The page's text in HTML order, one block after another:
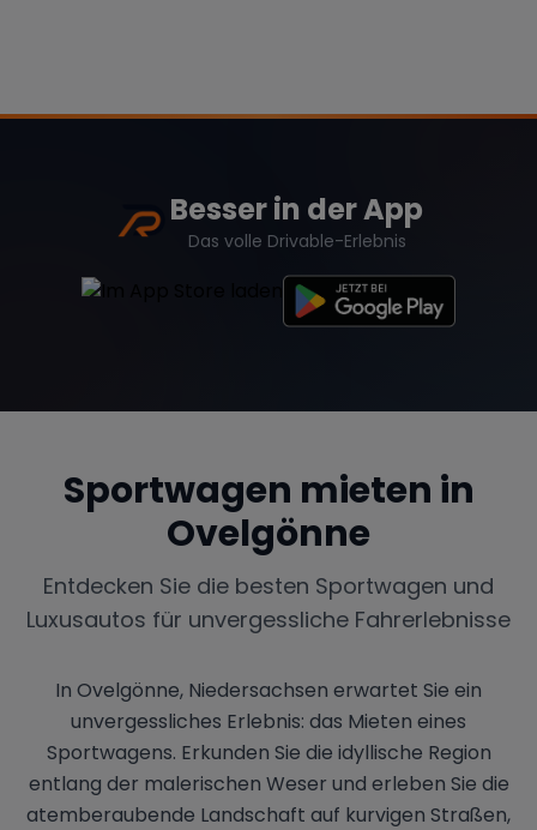
Tesla Chevrolet Dodge
Bentley Rolls Royce Aston Martin
Range Rover
Besser in der App
Das volle Drivable-Erlebnis
Sportwagen mieten in
Ovelgönne
Entdecken Sie die besten Sportwagen und
Luxusautos für unvergessliche Fahrerlebnisse
In Ovelgönne, Niedersachsen erwartet Sie ein
unvergessliches Erlebnis: das Mieten eines
Sportwagens. Erkunden Sie die idyllische Region
entlang der malerischen Weser und erleben Sie die
atemberaubende Landschaft auf kurvigen Straßen,